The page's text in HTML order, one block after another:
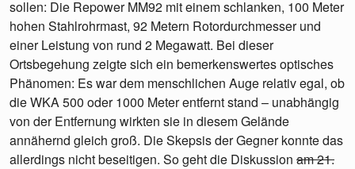
sollen: Die Repower MM92 mit einem schlanken, 100 Meter
hohen Stahlrohrmast, 92 Metern Rotordurchmesser und
einer Leistung von rund 2 Megawatt. Bei dieser
Ortsbegehung zeigte sich ein bemerkenswertes optisches
Phänomen: Es war dem menschlichen Auge relativ egal, ob
die WKA 500 oder 1000 Meter entfernt stand – unabhängig
von der Entfernung wirkten sie in diesem Gelände
annähernd gleich groß. Die Skepsis der Gegner konnte das
allerdings nicht beseitigen. So geht die Diskussion am 21.